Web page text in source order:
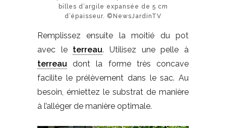
billes d’argile expansée de 5 cm
d’épaisseur. ©NewsJardinTV
Remplissez ensuite la moitié du pot
avec le terreau. Utilisez une pelle à
terreau dont la forme très concave
facilite le prélèvement dans le sac. Au
besoin, émiettez le substrat de manière
à l’alléger de manière optimale.